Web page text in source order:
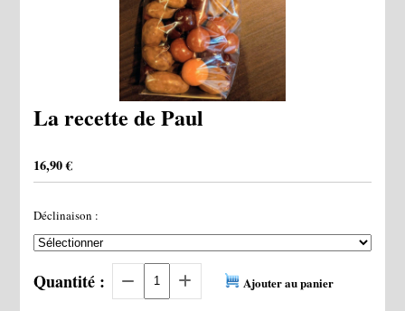
La recette de Paul
16,90€
Déclinaison :
Quantité : Ajouter au panier